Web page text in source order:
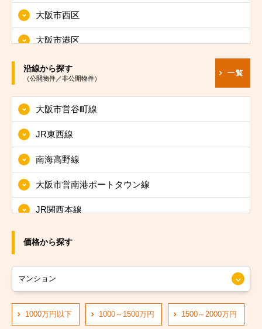
大阪市西区
大阪市港区
大阪市大正区
大阪市浪速区
大阪市西淀川区
大阪市東淀川区
大阪市東成区
大阪市生野区
大阪市旭区
大阪市城東区
大阪市阿倍野区
大阪市住吉区
沿線から探す
（公開物件／非公開物件）
一覧
大阪市営谷町線
JR東西線
南海高野線
大阪市営南港ポートタウン線
JR関西本線
大阪市営長堀鶴見緑地線
大阪市営四つ橋線
価格から探す
1000万円以下 1000～1500万円 1500～2000万円